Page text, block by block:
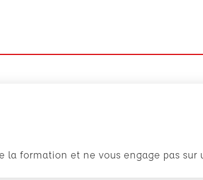
formation et ne vous engage pas sur